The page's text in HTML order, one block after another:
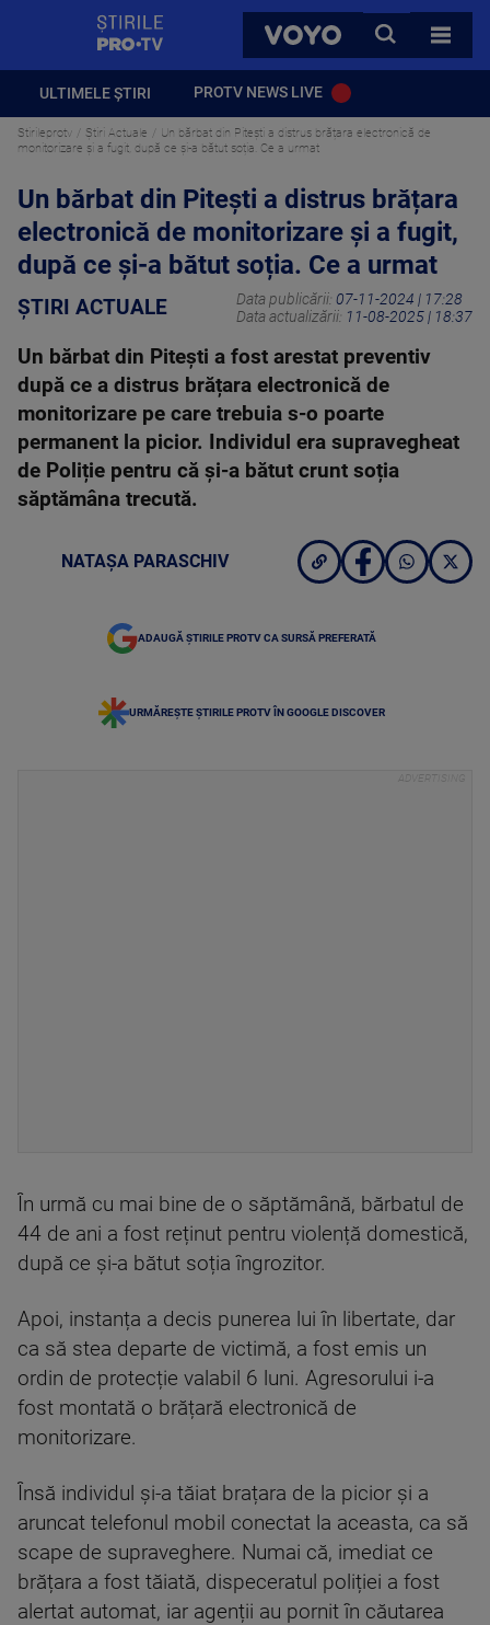
VOYO
CAUTA
TOATE
ULTIMELE ȘTIRI PROTV NEWS LIVE
Stirileprotv Știri Actuale
Un bărbat din Pitești a distrus brățara electronică de
monitorizare și a fugit, după ce și-a bătut soția. Ce a urmat
Un bărbat din Pitești a distrus brățara
electronică de monitorizare și a fugit,
după ce și-a bătut soția. Ce a urmat
ȘTIRI ACTUALE Data publicării: 07-11-2024 | 17:28
Data actualizării: 11-08-2025 | 18:37
Un bărbat din Pitești a fost arestat preventiv
după ce a distrus brățara electronică de
monitorizare pe care trebuia s-o poarte
permanent la picior. Individul era supravegheat
de Poliție pentru că și-a bătut crunt soția
săptămâna trecută.
NATAȘA PARASCHIV
ADAUGĂ ȘTIRILE PROTV CA SURSĂ PREFERATĂ
URMĂREȘTE ȘTIRILE PROTV ÎN GOOGLE DISCOVER
În urmă cu mai bine de o săptămână, bărbatul de
44 de ani a fost reținut pentru violență domestică,
după ce și-a bătut soția îngrozitor.
Apoi, instanța a decis punerea lui în libertate, dar
ca să stea departe de victimă, a fost emis un
ordin de protecție valabil 6 luni. Agresorului i-a
fost montată o brățară electronică de
monitorizare.
Însă individul și-a tăiat brațara de la picior și a
aruncat telefonul mobil conectat la aceasta, ca să
scape de supraveghere. Numai că, imediat ce
brățara a fost tăiată, dispeceratul poliției a fost
alertat automat, iar agenții au pornit în căutarea